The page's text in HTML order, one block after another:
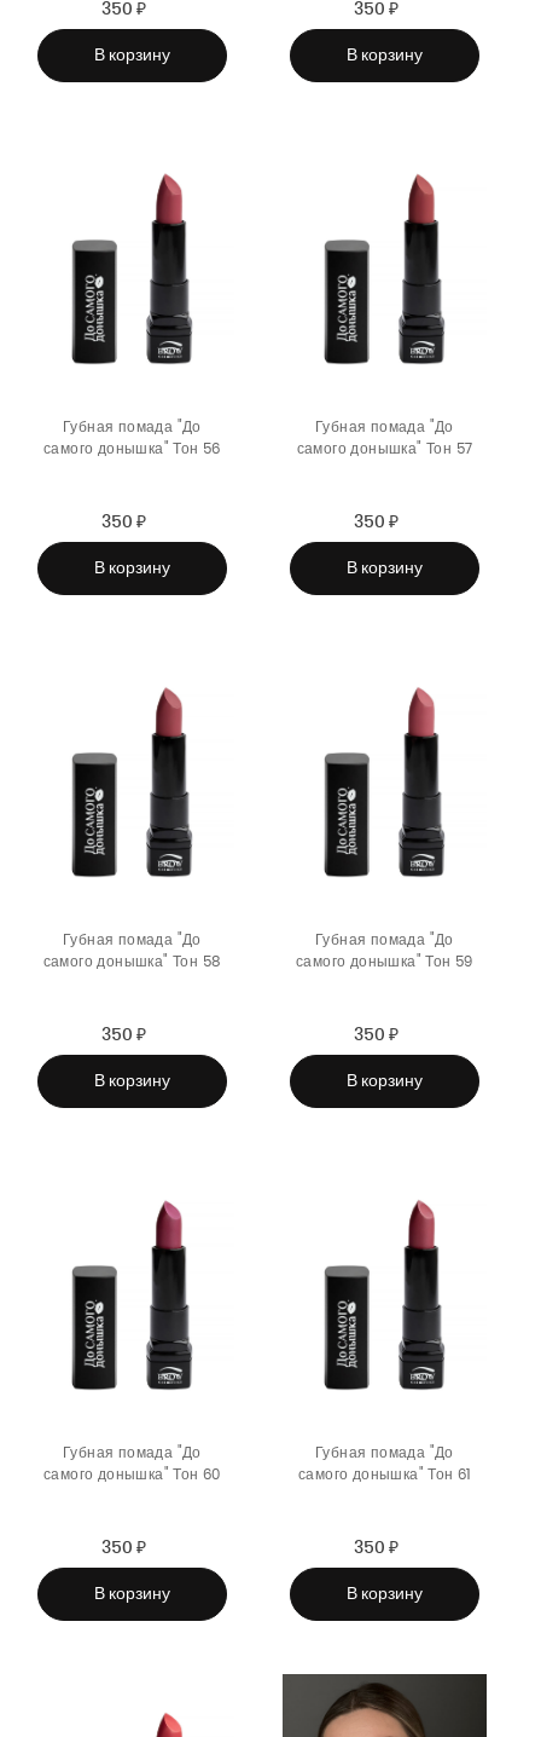
Sale
price
350 ₽
price
В корзину
Sale
price
350 ₽
price
В корзину
Губная помада "До
самого донышка" Тон 56
Sale
price
350 ₽
price
В корзину
Губная помада "До
самого донышка" Тон 57
Sale
price
350 ₽
price
В корзину
Губная помада "До
самого донышка" Тон 58
Sale
price
350 ₽
price
В корзину
Губная помада "До
самого донышка" Тон 59
Sale
price
350 ₽
price
В корзину
Губная помада "До
самого донышка" Тон 60
Sale
price
350 ₽
price
В корзину
Губная помада "До
самого донышка" Тон 61
Sale
price
350 ₽
price
В корзину